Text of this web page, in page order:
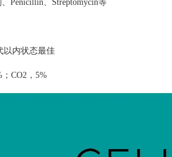
Penicillin、 Streptomycin等
以内状态最佳
； CO2 ， 5%